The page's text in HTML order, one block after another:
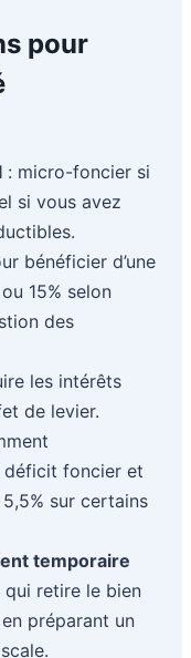
pour
: micro-foncier si
si vous avez
bénéficier d’une
15% selon
des
les intérêts
de levier.
déficit foncier et
sur certains
temporaire
qui retire le bien
préparant un